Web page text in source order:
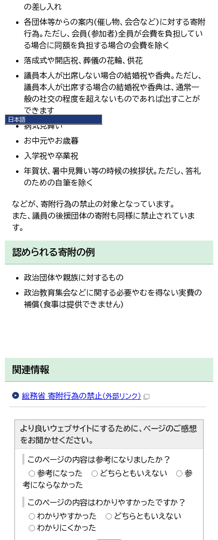
日本語
日本語
English
简体中文
繁體中文
の差し入れ
各団体等からの案内(催し物、会合など)に対する寄附
行為。ただし、会員(参加者)全員が会費を負担してい
る場合に同額を負担する場合の会費を除く
落成式や開店祝、葬儀の花輪、供花
議員本人が出席しない場合の結婚祝や香典。ただし、
議員本人が出席する場合の結婚祝や香典は、通常一
般の社交の程度を超えないものであれば出すことが
できます
病気見舞い
お中元やお歳暮
入学祝や卒業祝
年賀状、暑中見舞い等の時候の挨拶状。ただし、答礼
のための自筆を除く
などが、寄附行為の禁止の対象となっています。
また、議員の後援団体の寄附も同様に禁止されていま
す。
認められる寄附の例
政治団体や親族に対するもの
政治教育集会などに関する必要やむを得ない実費の
補償(食事は提供できません)
関連情報
総務省 寄附行為の禁止 （外部リンク）
より良いウェブサイトにするために、ページのご感想
をお聞かせください。
このページの内容は参考になりましたか？
参考になった
どちらともいえない
参
考にならなかった
このページの内容はわかりやすかったですか？
わかりやすかった
どちらともいえない
わかりにくかった